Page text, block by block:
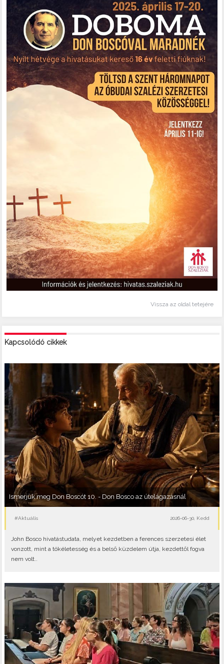
Vissza az oldal tetejére
Kapcsolódó cikkek
Ismerjük meg Don Boscót 10. - Don Bosco az útelágazásnál
#Aktuális 2026-06-30, Kedd
John Bosco hivatástudata, melyet kezdetben a ferences szerzetesi élet
vonzott, mint a tökéletesség és a belső küzdelem útja, kezdettől fogva
nem volt..